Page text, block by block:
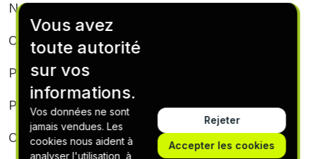
Nous contacter
Conditions générales
Politique en matière de cookies
Politique de confidentialité
Conditions d’abonnement
Vous avez
toute autorité
sur vos
informations.
Vos données ne sont
jamais vendues. Les
cookies nous aident à
analyser l'utilisation, à
Rejeter
Accepter les cookies